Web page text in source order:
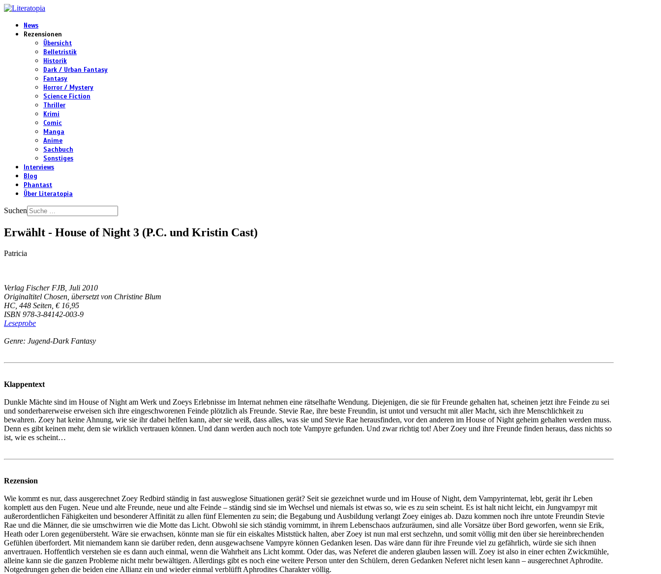
News
Rezensionen
Übersicht
Belletristik
Historik
Dark / Urban Fantasy
Fantasy
Horror / Mystery
Science Fiction
Thriller
Krimi
Comic
Manga
Anime
Sachbuch
Sonstiges
Interviews
Blog
Phantast
Über Literatopia
Suchen
Erwählt - House of Night 3 (P.C. und Kristin Cast)
Patricia
Verlag Fischer FJB, Juli 2010
Originaltitel Chosen, übersetzt von Christine Blum
HC, 448 Seiten, € 16,95
ISBN 978-3-84142-003-9
Leseprobe
Genre: Jugend-Dark Fantasy
Klappentext
Dunkle Mächte sind im House of Night am Werk und Zoeys Erlebnisse im Internat nehmen eine rätselhafte Wendung. Diejenigen, die sie für Freunde gehalten hat, scheinen jetzt ihre Feinde zu sei
und sonderbarerweise erweisen sich ihre eingeschworenen Feinde plötzlich als Freunde. Stevie Rae, ihre beste Freundin, ist untot und versucht mit aller Macht, sich ihre Menschlichkeit zu
bewahren. Zoey hat keine Ahnung, wie sie ihr dabei helfen kann, aber sie weiß, dass alles, was sie und Stevie Rae herausfinden, vor den anderen im House of Night geheim gehalten werden muss.
Denn es gibt keinen mehr, dem sie wirklich vertrauen können. Und dann werden auch noch tote Vampyre gefunden. Und zwar richtig tot! Aber Zoey und ihre Freunde finden heraus, dass nichts so
ist, wie es scheint…
Rezension
Wie kommt es nur, dass ausgerechnet Zoey Redbird ständig in fast ausweglose Situationen gerät? Seit sie gezeichnet wurde und im House of Night, dem Vampyrinternat, lebt, gerät ihr Leben
komplett aus den Fugen. Neue und alte Freunde, neue und alte Feinde – ständig sind sie im Wechsel und niemals ist etwas so, wie es zu sein scheint. Es ist halt nicht leicht, ein Jungvampyr mit
außerordentlichen Fähigkeiten und besonderer Affinität zu allen fünf Elementen zu sein; die Begabung und Ausbildung verlangt Zoey einiges ab. Dazu kommen noch ihre untote Freundin Stevie
Rae und die Männer, die sie umschwirren wie die Motte das Licht. Obwohl sie sich ständig vornimmt, in ihrem Lebenschaos aufzuräumen, sind alle Vorsätze über Bord geworfen, wenn sie Erik,
Heath oder Loren gegenübersteht. Wäre sie erwachsen, könnte man sie für ein eiskaltes Miststück halten, aber Zoey ist nun mal erst sechzehn, und somit völlig mit den über sie hereinbrechenden
Gefühlen überfordert. Mit niemandem kann sie darüber reden, denn ausgewachsene Vampyre können Gedanken lesen. Das wäre dann für ihre Freunde viel zu gefährlich, würde sie sich ihnen
anvertrauen. Hoffentlich verstehen sie es dann auch einmal, wenn die Wahrheit ans Licht kommt. Oder das, was Neferet die anderen glauben lassen will. Zoey ist also in einer echten Zwickmühle,
alleine kann sie die ganzen Probleme nicht mehr bewältigen. Allerdings gibt es noch eine weitere Person unter den Schülern, deren Gedanken Neferet nicht lesen kann – ausgerechnet Aphrodite.
Notgedrungen gehen die beiden eine Allianz ein und wieder einmal verblüfft Aphrodites Charakter völlig.